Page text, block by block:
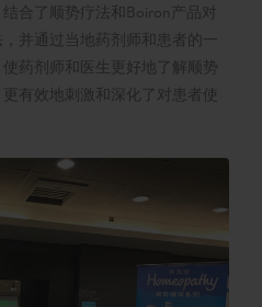
合了顺势疗法和Boiron产品对
并通过当地药剂师和患者的一
药剂师和医生更好地了解顺势
有效地刺激和深化了对患者使